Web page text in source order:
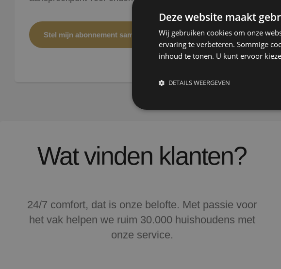
Stel mijn abonnement samen
Wat vinden klanten?
24/7 comfort, dat is onze belofte. Met passie voor
het vak helpen we ruim 30.000 huishoudens met
onze service.
toepassing, alles adequaat
uitgevoerd, Het totaal is erg
Deze website maakt
Wij gebruiken cookies om onze
ervaring te verbeteren. Sommige
inhoud te tonen. U kunt ervoor
DETAILS WEERGEVEN